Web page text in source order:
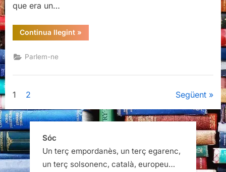
que era un…
Continua llegint“Carles
Sentís
»
Parlem-ne
Paginació
de
les
entrades
1 2 Següent
Sóc
Un terç empordanès, un terç egarenc,
un terç solsonenc, català, europeu…